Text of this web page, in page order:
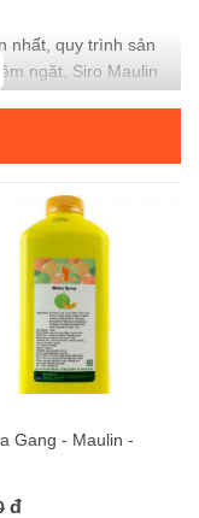
nhất, quy trình sản
ngặt, Siro Maulin
gió lộng, mang
Chai dung tích 1.3kg
chất lượng, ổn định.
– 1.3kg?
Khác biệt hoàn toàn
Xoài giữ trọn vẹn
thơm quyến
sức. Từ những ly
cocktail độc
Gang - Maulin -
đ